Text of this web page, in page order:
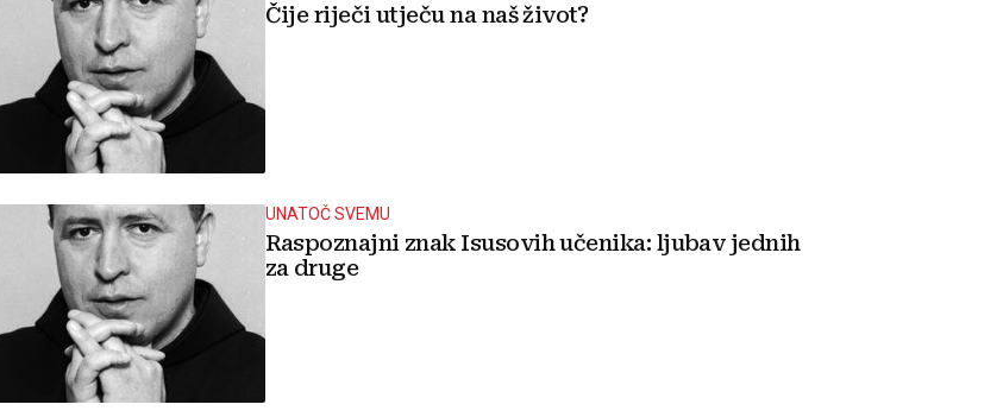
Čije riječi utječu na naš život?
UNATOČ SVEMU
Raspoznajni znak Isusovih učenika: ljubav jednih
za druge